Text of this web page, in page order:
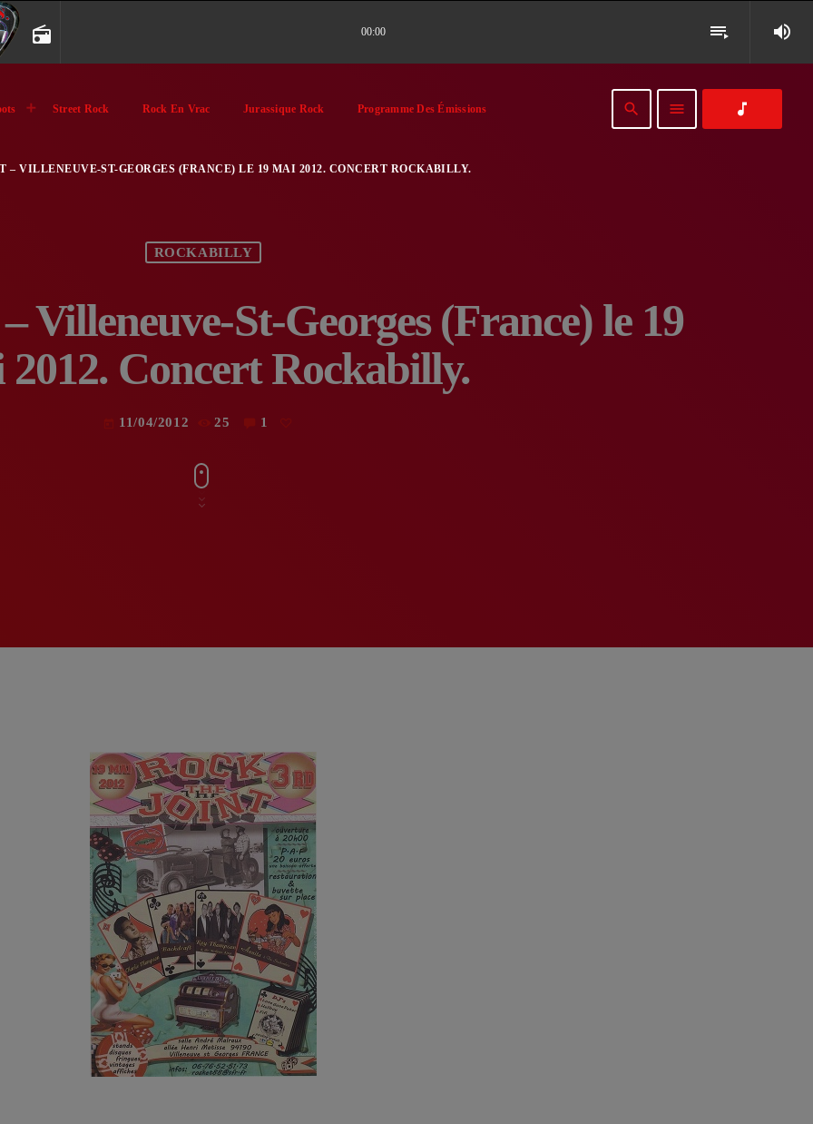
radio 00:00 playlist_play volume_up
Street Rock Rock En Vrac Jurassique Rock Programme Des Émissions search menu music_note
– VILLENEUVE-ST-GEORGES (FRANCE) LE 19 MAI 2012. CONCERT ROCKABILLY.
ROCKABILLY
Villeneuve-St-Georges (France) le 19
2012. Concert Rockabilly.
11/04/2012 25 1